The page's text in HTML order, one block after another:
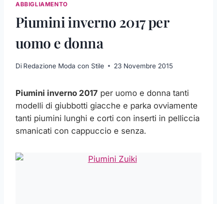
ABBIGLIAMENTO
Piumini inverno 2017 per
uomo e donna
Di Redazione Moda con Stile 23 Novembre 2015
Piumini inverno 2017 per uomo e donna tanti
modelli di giubbotti giacche e parka ovviamente
tanti piumini lunghi e corti con inserti in pelliccia
smanicati con cappuccio e senza.